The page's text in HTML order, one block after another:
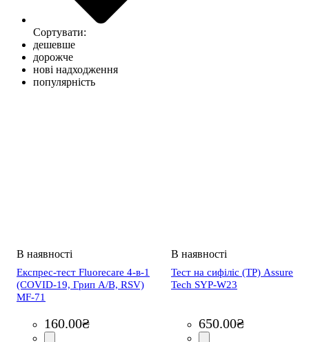
Сортувати:
дешевше
дорожче
нові надходження
популярність
Експрес-тест Fluorecare 4-в-1
(COVID-19, Грип A/B, RSV)
MF-71
160.00₴
Тест на сифіліс (ТР) Assure
Tech SYP-W23
650.00₴